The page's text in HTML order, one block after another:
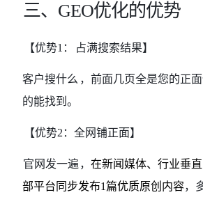
三、 GEO优化的优势
【优势1： 占满搜索结果】
客户搜什么 ，前面几页全是您的正
的能找到。
【优势2：全网铺正面】
官网发一遍，在新闻媒体、行业垂
部平台同步发布1篇优质原创内容，